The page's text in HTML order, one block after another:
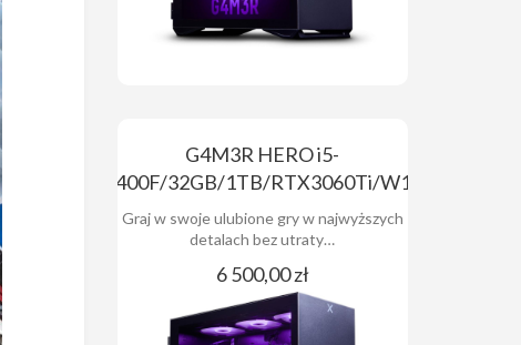
G4M3R HERO i5-
13400F/32GB/1TB/RTX3060Ti/W11x
Graj w swoje ulubione gry w najwyższych
detalach bez utraty…
6 500,00 zł